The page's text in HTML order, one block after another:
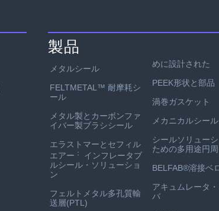
製品
メタルシール
FELTMETAL™ 耐摩耗シ
ール
メタル製とカーボンファ
イバー製ブラシシール
エラストマーとセフィル
エアー ：
インフレータブ
ルシール・ソリューショ
ン
フェルトメタル多孔質輸
送層(PTL)
めに設計された
PEEK形状と部品
渦巻ガスケット
メカニカルシール
シールソリュー
ための多用途円
BELFAB®溶接ベ
アキュムレータ
バ